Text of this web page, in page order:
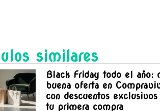
similares
Black Friday todo el año:
buena oferta en
con descuentos exclusivos
tu primera compra